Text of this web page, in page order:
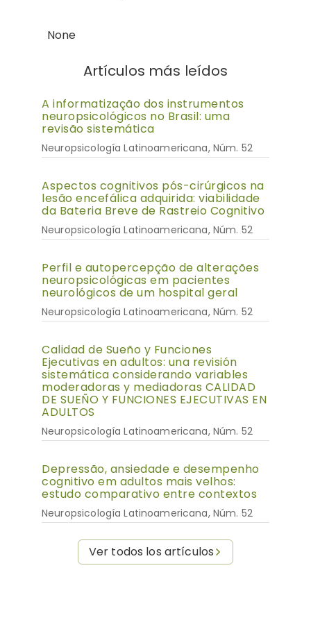
None
Artículos más leídos
A informatização dos instrumentos
neuropsicológicos no Brasil: uma
revisão sistemática
Neuropsicología Latinoamericana, Núm. 52
Aspectos cognitivos pós-cirúrgicos na
lesão encefálica adquirida: viabilidade
da Bateria Breve de Rastreio Cognitivo
Neuropsicología Latinoamericana, Núm. 52
Perfil e autopercepção de alterações
neuropsicológicas em pacientes
neurológicos de um hospital geral
Neuropsicología Latinoamericana, Núm. 52
Calidad de Sueño y Funciones
Ejecutivas en adultos: una revisión
sistemática considerando variables
moderadoras y mediadoras CALIDAD
DE SUEÑO Y FUNCIONES EJECUTIVAS EN
ADULTOS
Neuropsicología Latinoamericana, Núm. 52
Depressão, ansiedade e desempenho
cognitivo em adultos mais velhos:
estudo comparativo entre contextos
Neuropsicología Latinoamericana, Núm. 52
Ver todos los artículos